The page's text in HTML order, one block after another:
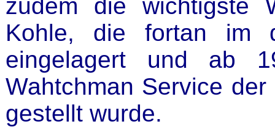
zudem die wichtigste
Kohle, die fortan im
eingelagert und ab
Wahtchman Service
gestellt wurde.